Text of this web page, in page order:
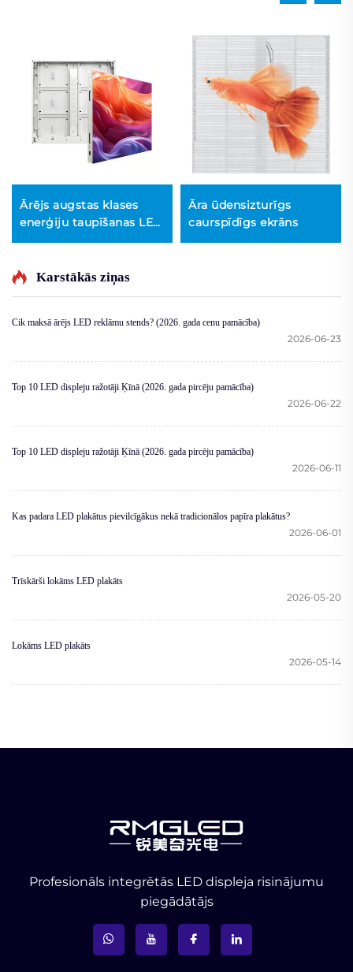
Ārējs augstas klases
enerģiju taupīšanas LED
ekrāns
Āra ūdensizturīgs
caurspīdīgs ekrāns
Karstākās ziņas
Cik maksā ārējs LED reklāmu stends? (2026. gada cenu pamācība)
2026-06-23
Top 10 LED displeju ražotāji Ķīnā (2026. gada pircēju pamācība)
2026-06-22
Top 10 LED displeju ražotāji Ķīnā (2026. gada pircēju pamācība)
2026-06-11
Kas padara LED plakātus pievilcīgākus nekā tradicionālos papīra plakātus?
2026-06-01
Trīskārši lokāms LED plakāts
2026-05-20
Lokāms LED plakāts
2026-05-14
Profesionāls integrētās LED displeja risinājumu
piegādātājs